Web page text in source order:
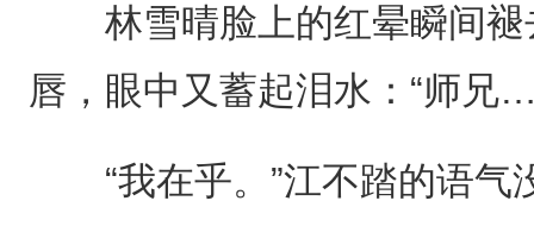
林雪晴脸上的红晕瞬间褪
唇，眼中又蓄起泪水：“师
“我在乎。”江不踏的语气